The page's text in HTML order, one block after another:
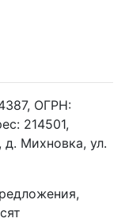
ОГРН:
214501,
Михновка, ул.